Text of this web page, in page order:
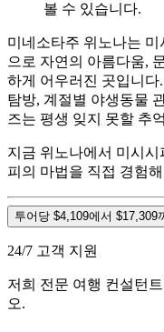
볼 수 있습니다.
미네소타주 위노나는
으로 자연의 아름다움,
하게 어우러진 곳입니다
탐방, 계절별 야생동물
즈는 평생 잊지 못할 추
지금 위노나에서 미시시
피의 마법을 직접 경험
투어당 $4,109에서 $17,309
24/7 고객 지원
저희 전문 여행 컨설턴
오.